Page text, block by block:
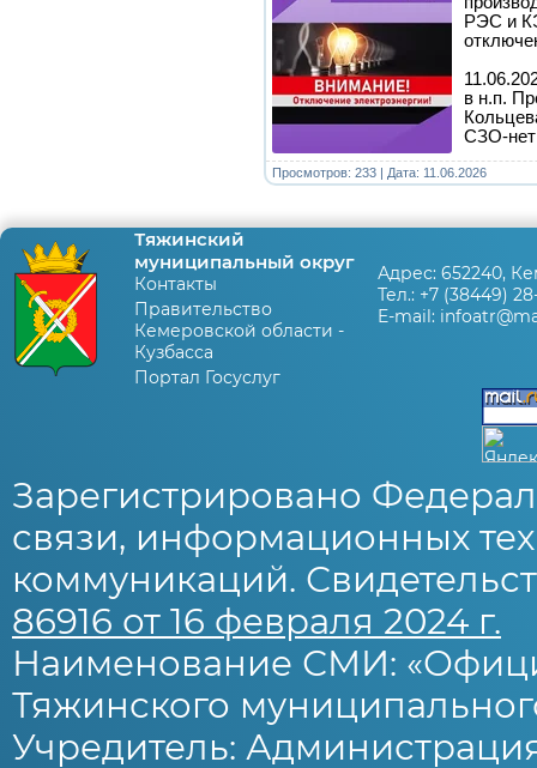
РЭС и
в н.п.
СЗО-нет
Просмотров: 233 | Дата: 11.06.2026
Тяжинский
муниципальный округ
Контакты
Правительство
Кемеровской области -
Кузбасса
Портал Госуслуг
Адрес: 652240,
Тел.: +7 (38449)
E-mail:
Зарегистрировано
связи, информационных
коммуникаций.
86916 от 16 февраля 2024 г.
Наименование СМИ:
Тяжинского
Учредитель: